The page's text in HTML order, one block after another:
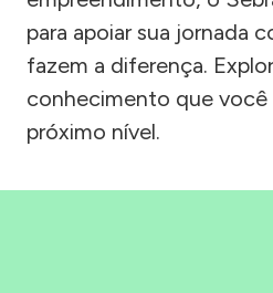
para apoiar sua jornada
fazem a diferença.
conhecimento que você
próximo nível.